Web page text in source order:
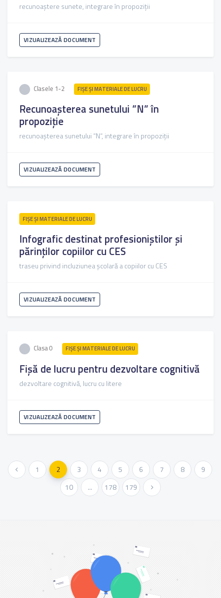
recunoaștere sunete, integrare în propoziții
VIZUALIZEAZĂ DOCUMENT
Clasele 1-2 FIŞE ŞI MATERIALE DE LUCRU
Recunoașterea sunetului ”N” în
propoziție
recunoașterea sunetului ”N”, integrare în propoziții
VIZUALIZEAZĂ DOCUMENT
FIŞE ŞI MATERIALE DE LUCRU
Infografic destinat profesioniștilor și
părinților copiilor cu CES
traseu privind incluziunea școlară a copiilor cu CES
VIZUALIZEAZĂ DOCUMENT
Clasa 0 FIŞE ŞI MATERIALE DE LUCRU
Fișă de lucru pentru dezvoltare cognitivă
dezvoltare cognitivă, lucru cu litere
VIZUALIZEAZĂ DOCUMENT
« Anterioara1 2 3 4 5 6 7 8
9
10
... 178 179Urmatoarea »